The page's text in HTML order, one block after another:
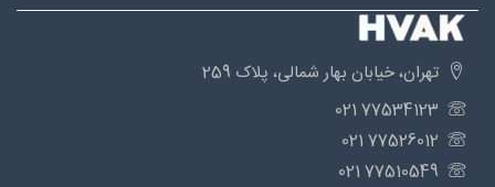
تهران، خیابان بهار شمالی، پلاک 259
77534123 021
77526012 021
77510549 021